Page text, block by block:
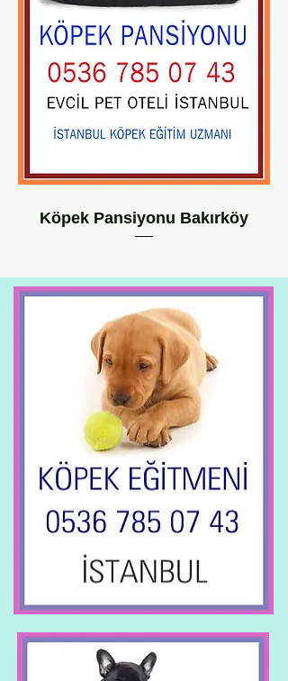
Köpek Pansiyonu Bakırköy